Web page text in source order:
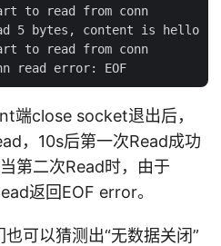
to read from conn
5 bytes, content is hello
to read from conn
端close socket退出后，
，10s后第一次Read成功
第二次Read时，由于
返回EOF error。
可以猜测出“无数据关闭”